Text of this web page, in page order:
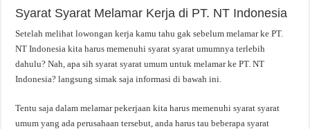
Syarat Syarat Melamar Kerja di PT. NT Indonesia
Setelah melihat lowongan kerja kamu tahu gak sebelum melamar ke PT.
NT Indonesia kita harus memenuhi syarat syarat umumnya terlebih
dahulu? Nah, apa sih syarat syarat umum untuk melamar ke PT. NT
Indonesia? langsung simak saja informasi di bawah ini.
Tentu saja dalam melamar pekerjaan kita harus memenuhi syarat syarat
umum yang ada perusahaan tersebut, anda harus tau beberapa syarat